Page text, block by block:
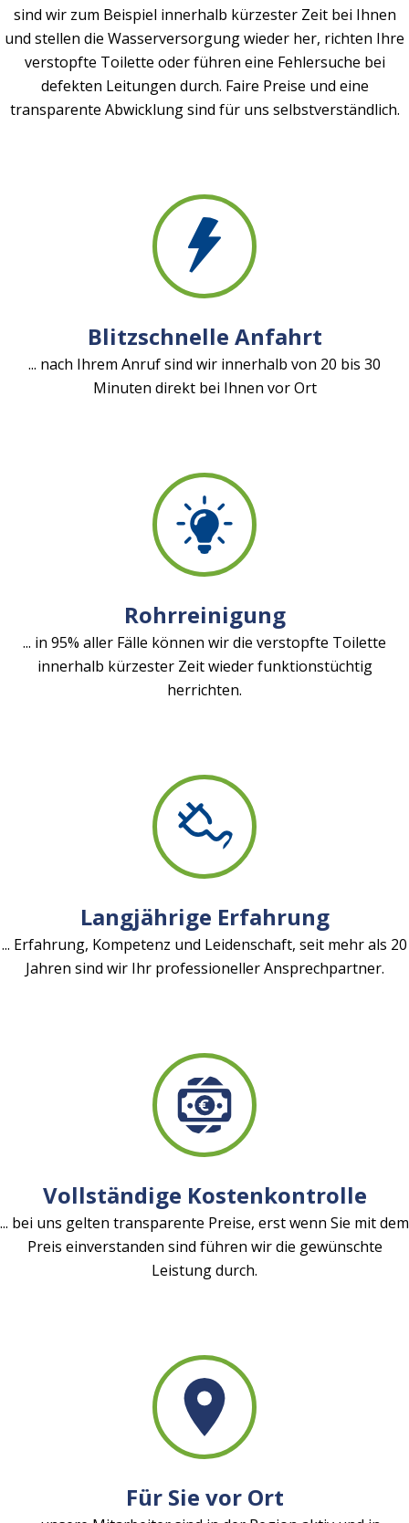
sind wir zum Beispiel innerhalb kürzester Zeit bei Ihnen
und stellen die Wasserversorgung wieder her, richten Ihre
verstopfte Toilette oder führen eine Fehlersuche bei
defekten Leitungen durch. Faire Preise und eine
transparente Abwicklung sind für uns selbstverständlich.
Blitzschnelle Anfahrt
... nach Ihrem Anruf sind wir innerhalb von 20 bis 30
Minuten direkt bei Ihnen vor Ort
Rohrreinigung
... in 95% aller Fälle können wir die verstopfte Toilette
innerhalb kürzester Zeit wieder funktionstüchtig
herrichten.
Langjährige Erfahrung
... Erfahrung, Kompetenz und Leidenschaft, seit mehr als 20
Jahren sind wir Ihr professioneller Ansprechpartner.
Vollständige Kostenkontrolle
... bei uns gelten transparente Preise, erst wenn Sie mit dem
Preis einverstanden sind führen wir die gewünschte
Leistung durch.
Für Sie vor Ort